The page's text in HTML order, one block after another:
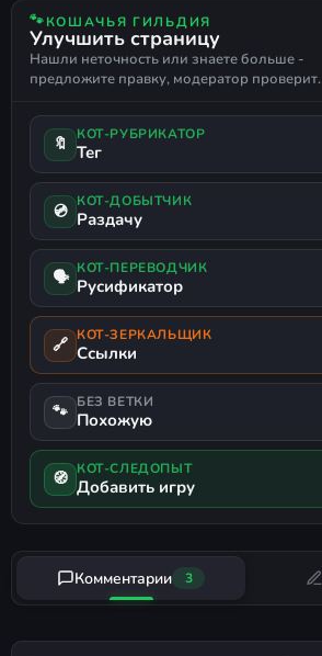
АТМОСФЕРНАЯ
КАСТОМИЗАЦИЯ
МРАЧНАЯ
НЕСКОЛЬКО КОНЦОВОК
SOULS-LIKE
КИНЕМАТОГРАФИЧНАЯ
МАГИЯ
СВЕРХЪЕСТЕСТВЕННОЕ
БОГАТЫЙ ЛОР
ДОБЫЧА (ЛУТ)
ПСИХОДЕЛИКА
ПОДЗЕМЕЛЬЯ
🐾КОШАЧЬЯ ГИЛЬДИЯ
Улучшить страницу
Нашли неточность или знаете больше -
предложите правку, модератор проверит.
🔖 КОТ-РУБРИКАТОР
Тег
💿 КОТ-ДОБЫТЧИК
Раздачу
🗣 КОТ-ПЕРЕВОДЧИК
Русификатор
🔗 КОТ-ЗЕРКАЛЬЩИК
Ссылки
🐾 БЕЗ ВЕТКИ
Похожую
🧭 КОТ-СЛЕДОПЫТ
Добавить игру
Комментарии 3